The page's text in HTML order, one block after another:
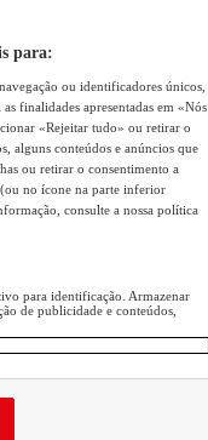
para:
ou identificadores únicos,
finalidades apresentadas em «Nós
«Rejeitar tudo» ou retirar o
alguns conteúdos e anúncios que
ou retirar o consentimento a
no ícone na parte inferior
consulte a nossa política
para identificação. Armazenar
de publicidade e conteúdos,